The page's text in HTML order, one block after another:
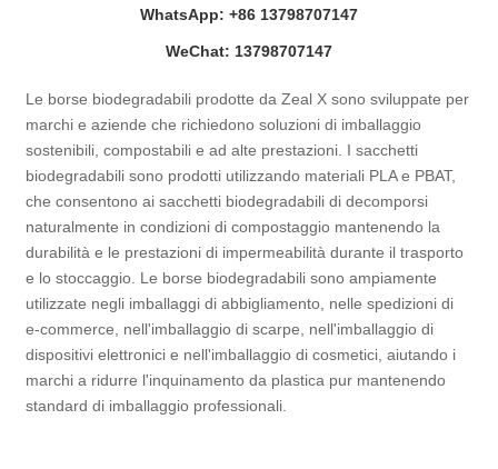
WhatsApp: +86 13798707147
WeChat: 13798707147
Le borse biodegradabili prodotte da Zeal X sono sviluppate per
marchi e aziende che richiedono soluzioni di imballaggio
sostenibili, compostabili e ad alte prestazioni. I sacchetti
biodegradabili sono prodotti utilizzando materiali PLA e PBAT,
che consentono ai sacchetti biodegradabili di decomporsi
naturalmente in condizioni di compostaggio mantenendo la
durabilità e le prestazioni di impermeabilità durante il trasporto
e lo stoccaggio. Le borse biodegradabili sono ampiamente
utilizzate negli imballaggi di abbigliamento, nelle spedizioni di
e-commerce, nell'imballaggio di scarpe, nell'imballaggio di
dispositivi elettronici e nell'imballaggio di cosmetici, aiutando i
marchi a ridurre l'inquinamento da plastica pur mantenendo
standard di imballaggio professionali.